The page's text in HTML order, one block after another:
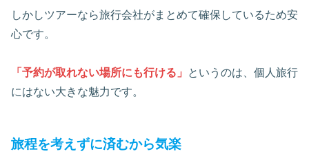
しかしツアーなら旅行会社がまとめて確保しているため安
心です。
「予約が取れない場所にも行ける」
というのは、個人旅行
にはない大きな魅力です。
旅程を考えずに済むから気楽